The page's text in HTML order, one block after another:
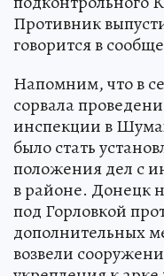
Противник
говорится в
Напомним, что в
сорвала
инспекции в
было стать
положения дел с
в районе. Донецк
под Горловкой
дополнительных
возвели